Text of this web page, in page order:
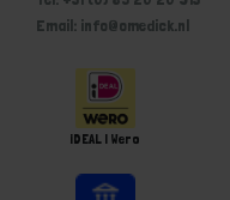
Email: info@omedick.nl
iDEAL | Wero